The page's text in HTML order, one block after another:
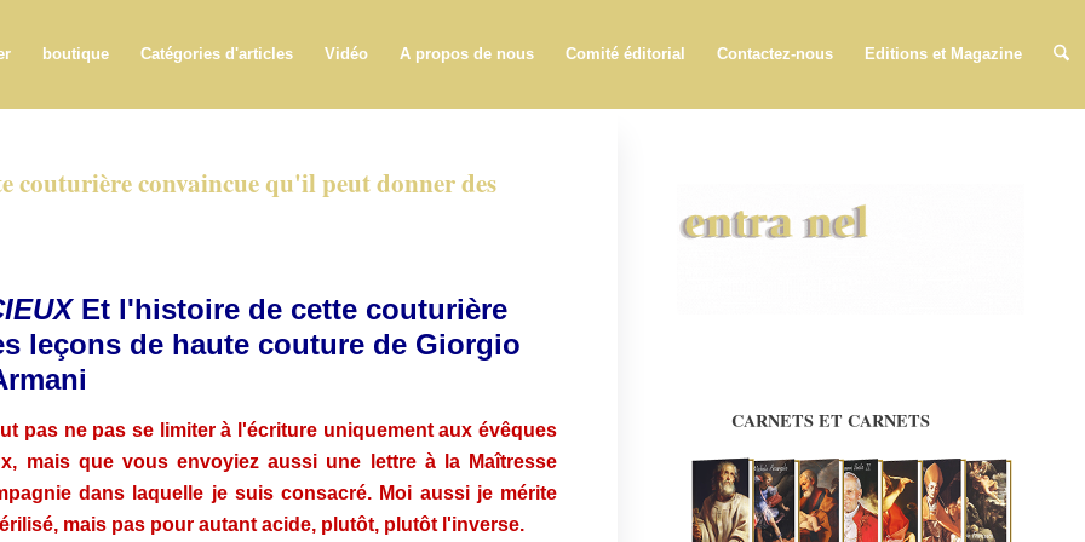
boutique Catégories d'articles Vidéo A propos de nous Comité éditorial Contactez-nous Editions et Magazine
couturière convaincue qu'il peut donner des
Et l'histoire de cette couturière
leçons de haute couture de Giorgio
pas ne pas se limiter à l'écriture uniquement aux évêques
mais que vous envoyiez aussi une lettre à la Maîtresse
dans laquelle je suis consacré. Moi aussi je mérite
mais pas pour autant acide, plutôt, plutôt l'inverse.